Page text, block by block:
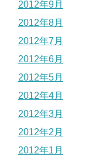
2012年9月
2012年8月
2012年7月
2012年6月
2012年5月
2012年4月
2012年3月
2012年2月
2012年1月